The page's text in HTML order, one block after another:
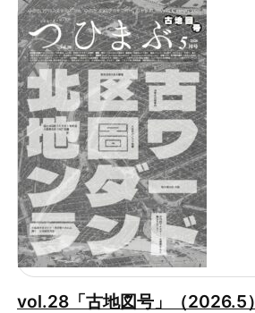
vol.28「古地図号」（2026.5）